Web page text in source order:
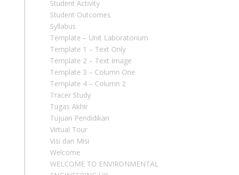
Student Activity
Student Outcomes
Syllabus
Template – Unit Laboratorium
Template 1 – Text Only
Template 2 – Text Image
Template 3 – Column One
Template 4 – Column 2
Tracer Study
Tugas Akhir
Tujuan Pendidikan
Virtual Tour
Visi dan Misi
Welcome
WELCOME TO ENVIRONMENTAL